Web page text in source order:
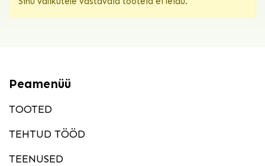
Peamenüü
TOOTED
TEHTUD TÖÖD
TEENUSED